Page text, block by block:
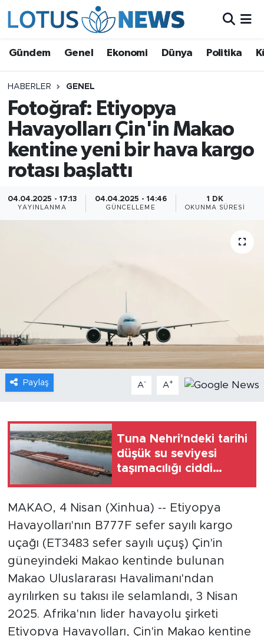
Gündem Genel Ekonomi Dünya Politika
HABERLER GENEL
Fotoğraf: Etiyopya
Havayolları Çin'in Makao
kentine yeni bir hava kargo
rotası başlattı
04.04.2025 - 17:13
YAYINLANMA
04.04.2025 - 14:46
GÜNCELLEME
1 DK
OKUNMA SÜRESI
Paylaş A- A+
Tuna Nehri'ndeki tarihi
düşük su seviyesi
taşımacılığı ciddi
MAKAO, 4 Nisan (Xinhua) -- Etiyopya
Havayolları'nın B777F sefer sayılı kargo
uçağı (ET3483 sefer sayılı uçuş) Çin'in
güneyindeki Makao kentinde bulunan
Makao Uluslararası Havalimanı'ndan
ayrılırken su takısı ile selamlandı, 3 Nisan
2025. Afrika'nın lider havayolu şirketi
Etiyopya Havayolları, Çin'in Makao kentine
Ekonomi
Dünya
Politika
Kültür - Sanat ve Tarih
Yaşam
Video
Sağlık
Foto Haber
Xinhua Türkiye
Seyahat